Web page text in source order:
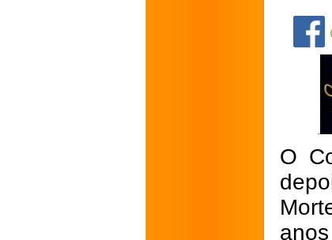
O